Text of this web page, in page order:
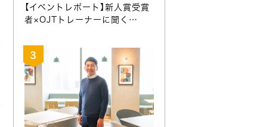
【イベントレポート】新人賞受賞
者×OJTトレーナーに聞く…